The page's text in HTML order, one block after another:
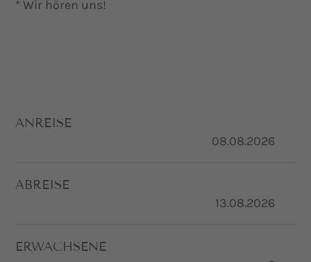
* Wir hören uns!
ANREISE
ABREISE
ERWACHSENE